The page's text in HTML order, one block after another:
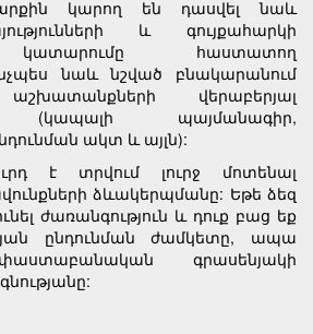
կարող են դասվել նաև
և գույքահարկի
կատարումը հաստատող
նաև նշված բնակարանում
վերաբերյալ
(կապալի պայմանագիր,
ակտ և այլն):
է տրվում լուրջ մոտենալ
ձևակերպմանը: Եթե ձեզ
ժառանգություն և դուք բաց եք
ընդունման ժամկետը, ապա
գրասենյակի